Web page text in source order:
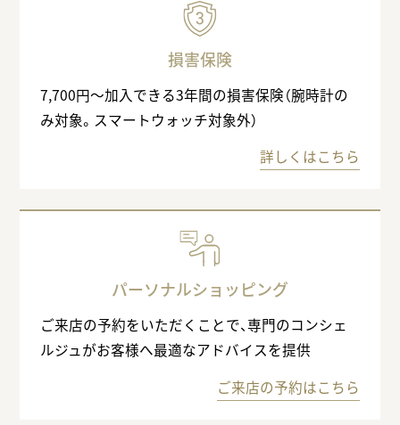
損害保険
7,700円〜加入できる3年間の損害保険（腕時計の
み対象。スマートウォッチ対象外）
詳しくはこちら
パーソナルショッピング
ご来店の予約をいただくことで、専門のコンシェ
ルジュがお客様へ最適なアドバイスを提供
ご来店の予約はこちら